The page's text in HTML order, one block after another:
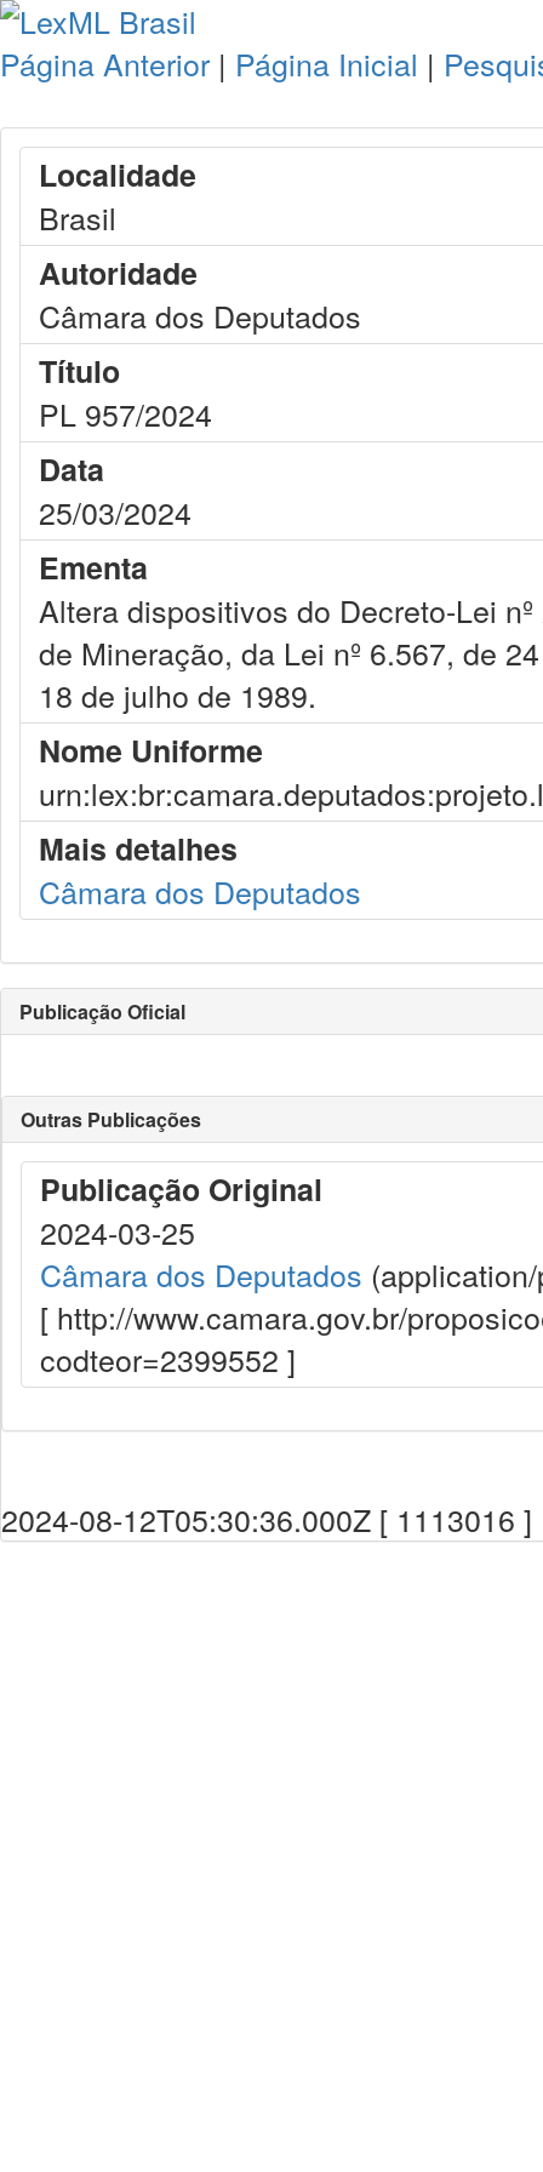
Página Anterior | Página Inicial |
Localidade
Brasil
Autoridade
Câmara dos Deputados
Título
PL 957/2024
Data
25/03/2024
Ementa
Altera dispositivos do Decreto-Lei
de Mineração, da Lei nº 6.567, de
18 de julho de 1989.
Nome Uniforme
Mais detalhes
Câmara dos Deputados
Publicação Oficial
Outras Publicações
Publicação Original
2024-03-25
Câmara dos Deputados
[ http://www.camara.gov.br/
codteor=2399552 ]
2024-08-12T05:30:36.000Z [ 1113016 ]